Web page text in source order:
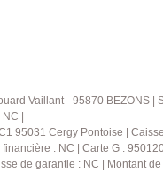
d'un adolescent en
d'une quatrième
un très bel espace
ensoleillées avec un
Vaillant - 95870 BEZONS |
|
95031 Cergy Pontoise |
: NC | Carte G :
de garantie : NC | Montant de